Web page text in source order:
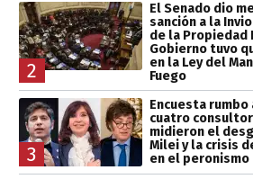
2
El Senado dio
sanción a la
de la Propiedad
Gobierno tuvo
en la Ley del
Fuego
3
Encuesta rumbo
cuatro
midieron el
Milei y la crisis
en el peronismo